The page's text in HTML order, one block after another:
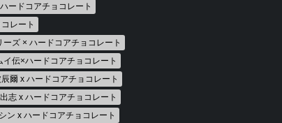
ードコアチョコレート
レート
ズ × ハードコアチョコレート
イ伝×ハードコアチョコレート
爾 x ハードコアチョコレート
志 x ハードコアチョコレート
ン x ハードコアチョコレート